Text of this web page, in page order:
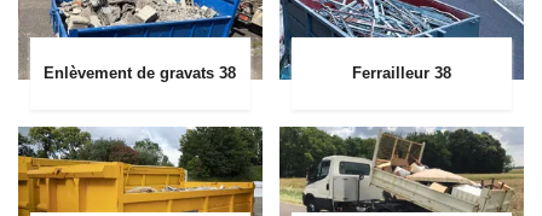
Enlèvement de gravats 38 Ferrailleur 38